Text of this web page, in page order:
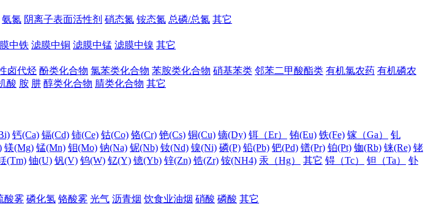
氨氮 阴离子表面活性剂 硝态氮 铵态氮 总磷/总氮 其它
中铁 滤膜中铜 滤膜中锰 滤膜中镍 其它
卤代烃 酚类化合物 氯苯类化合物 苯胺类化合物 硝基苯类 邻苯二甲酸酯类 有机氯农药 有机磷农
酸 胺 肼 醇类化合物 腈类化合物 其它
钙(Ca) 镉(Cd) 铈(Ce) 钴(Co) 铬(Cr) 铯(Cs) 铜(Cu) 镝(Dy) 铒（Er） 铕(Eu) 铁(Fe) 镓（Ga）
钆
镁(Mg) 锰(Mn) 钼(Mo) 钠(Na) 铌(Nb) 钕(Nd) 镍(Ni) 磷(P) 铅(Pb) 钯(Pd) 镨(Pr) 铂(Pt) 铷(Rb) 铼(Re) 铑
(Tm) 铀(U) 钒(V) 钨(W) 钇(Y) 镱(Yb) 锌(Zn) 锆(Zr) 铵(NH4) 汞（Hg） 其它 锝（Tc） 钽（Ta）
钋
酸雾 磷化氢 铬酸雾 光气 沥青烟 饮食业油烟 硝酸 磷酸 其它